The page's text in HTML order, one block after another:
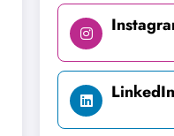
LinkedIn